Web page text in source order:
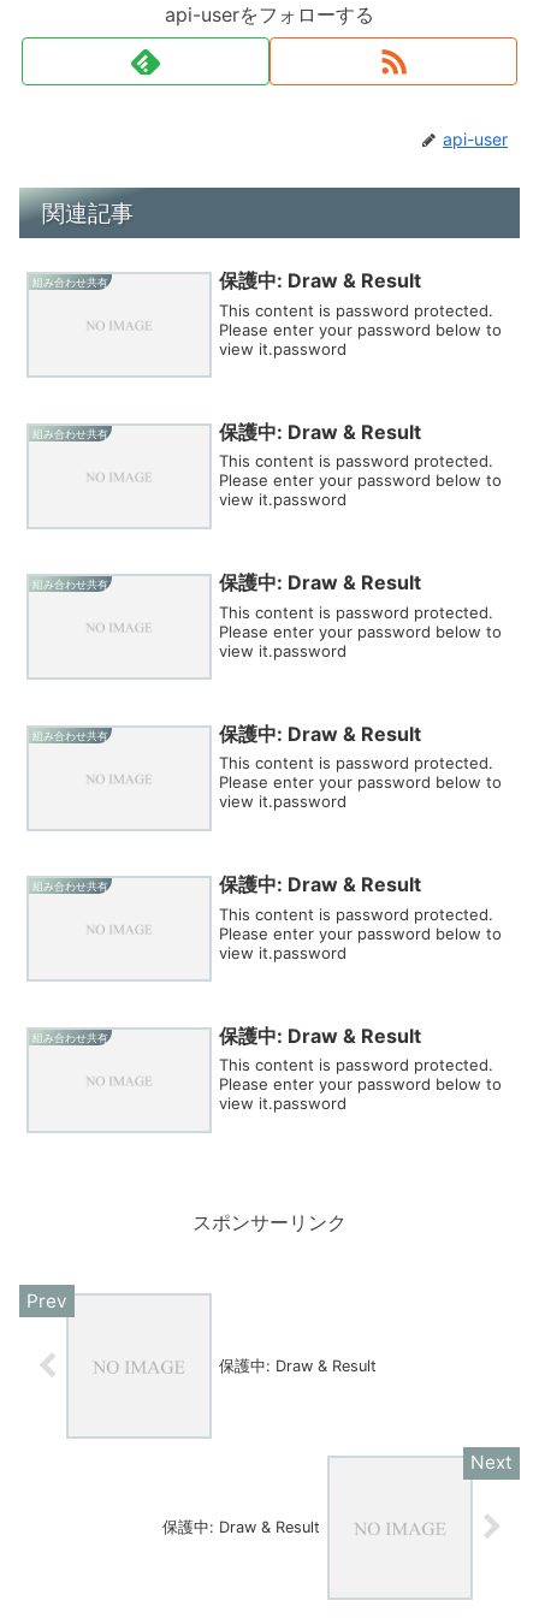
api-userをフォローする
api-user
関連記事
組み合わせ共有 保護中: Draw & Result
This content is password protected.
Please enter your password below to
view it.password
組み合わせ共有 保護中: Draw & Result
This content is password protected.
Please enter your password below to
view it.password
組み合わせ共有 保護中: Draw & Result
This content is password protected.
Please enter your password below to
view it.password
組み合わせ共有 保護中: Draw & Result
This content is password protected.
Please enter your password below to
view it.password
組み合わせ共有 保護中: Draw & Result
This content is password protected.
Please enter your password below to
view it.password
組み合わせ共有 保護中: Draw & Result
This content is password protected.
Please enter your password below to
view it.password
スポンサーリンク
保護中: Draw & Result
保護中: Draw & Result